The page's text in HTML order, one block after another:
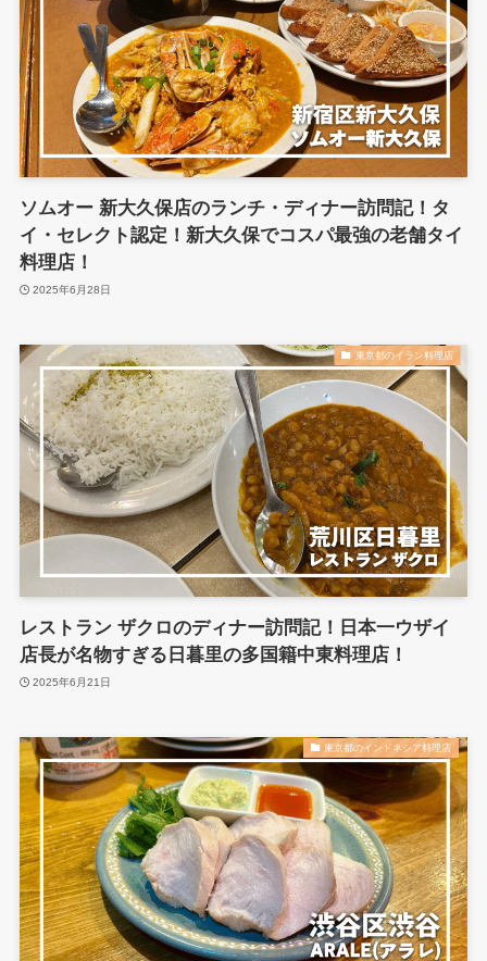
ソムオー 新大久保店のランチ・ディナー訪問記！タ
イ・セレクト認定！新大久保でコスパ最強の老舗タイ
料理店！
2025年6月28日
東京都のイラン料理店
レストラン ザクロのディナー訪問記！日本一ウザイ
店長が名物すぎる日暮里の多国籍中東料理店！
2025年6月21日
東京都のインドネシア料理店